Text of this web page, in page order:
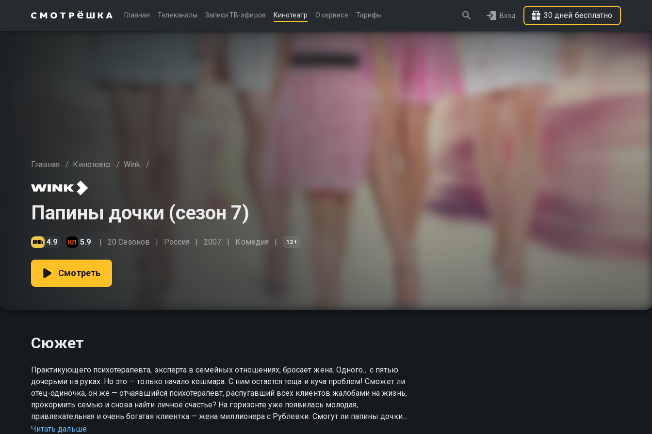
Главная Телеканалы Записи ТВ-эфиров Кинотеатр О сервисе Тарифы Вход 30 дней бесплатно
Главная / Кинотеатр / Wink /
Папины дочки (сезон 7)
4.9 5.9 20 Сезонов Россия 2007 Комедия 12+
Смотреть
Сюжет
Практикующего психотерапевта, эксперта в семейных отношениях, бросает жена. Одного… с пятью
дочерьми на руках. Но это — только начало кошмара. С ним остается теща и куча проблем! Сможет ли
отец-одиночка, он же — отчаявшийся психотерапевт, распугавший всех клиентов жалобами на жизнь,
прокормить семью и снова найти личное счастье? На горизонте уже появилась молодая,
привлекательная и очень богатая клиентка — жена миллионера с Рублевки. Смогут ли папины дочки
разжалобить ее и уговорить взять папу сначала на работу, а потом, глядишь, и в мужья?
Читать дальше